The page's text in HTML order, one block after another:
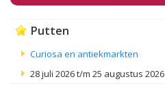
Putten
Curiosa en antiekmarkten
28 juli 2026 t/m 25 augustus 2026